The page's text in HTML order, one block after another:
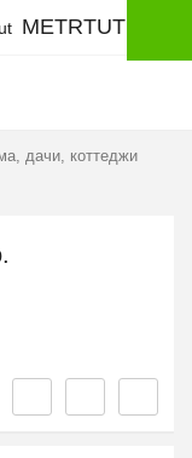
METRTUT
дачи, коттеджи